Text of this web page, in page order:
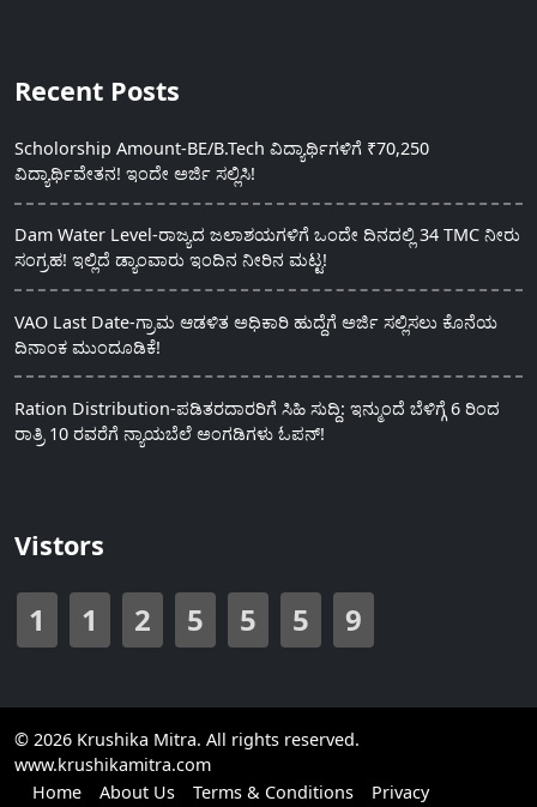
Recent Posts
Scholorship Amount-BE/B.Tech ವಿದ್ಯಾರ್ಥಿಗಳಿಗೆ ₹70,250
ವಿದ್ಯಾರ್ಥಿವೇತನ! ಇಂದೇ ಅರ್ಜಿ ಸಲ್ಲಿಸಿ!
Dam Water Level-ರಾಜ್ಯದ ಜಲಾಶಯಗಳಿಗೆ ಒಂದೇ ದಿನದಲ್ಲಿ 34 TMC ನೀರು
ಸಂಗ್ರಹ! ಇಲ್ಲಿದೆ ಡ್ಯಾಂವಾರು ಇಂದಿನ ನೀರಿನ ಮಟ್ಟ!
VAO Last Date-ಗ್ರಾಮ ಆಡಳಿತ ಅಧಿಕಾರಿ ಹುದ್ದೆಗೆ ಅರ್ಜಿ ಸಲ್ಲಿಸಲು ಕೊನೆಯ
ದಿನಾಂಕ ಮುಂದೂಡಿಕೆ!
Ration Distribution-ಪಡಿತರದಾರರಿಗೆ ಸಿಹಿ ಸುದ್ದಿ: ಇನ್ಮುಂದೆ ಬೆಳಿಗ್ಗೆ 6 ರಿಂದ
ರಾತ್ರಿ 10 ರವರೆಗೆ ನ್ಯಾಯಬೆಲೆ ಅಂಗಡಿಗಳು ಓಪನ್!
Vistors
1 1 2 5 5 5 9
© 2026 Krushika Mitra. All rights reserved.
www.krushikamitra.com
Home
About Us Terms & Conditions Privacy